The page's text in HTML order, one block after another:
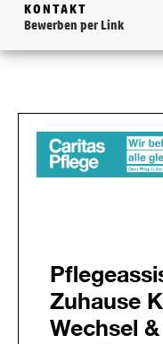
KONTAKT
Bewerben per Link
Zuhause
Wechsel